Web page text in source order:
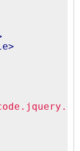
>